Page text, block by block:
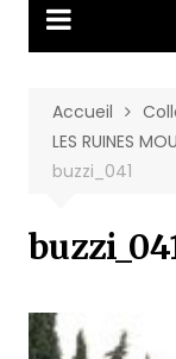
Accueil
LES RUINES
buzzi_041